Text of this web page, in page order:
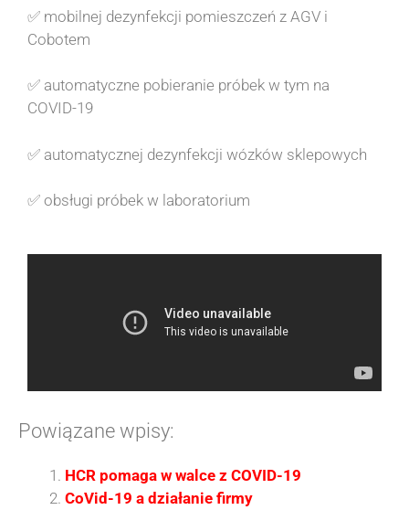
✅ mobilnej dezynfekcji pomieszczeń z AGV i
Cobotem
✅ automatyczne pobieranie próbek w tym na
COVID-19
✅ automatycznej dezynfekcji wózków sklepowych
✅ obsługi próbek w laboratorium
Powiązane wpisy:
HCR pomaga w walce z COVID-19
CoVid-19 a działanie firmy